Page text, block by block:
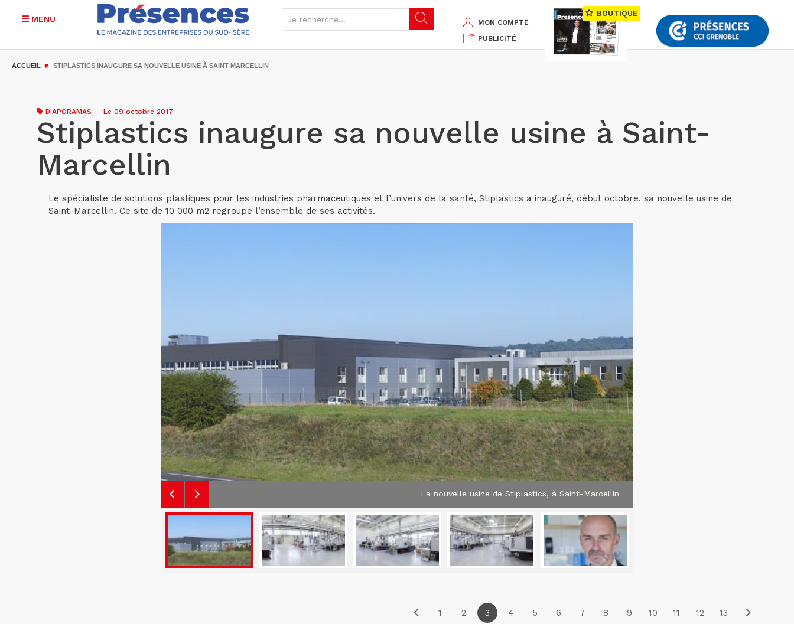
MENU
MON COMPTE
PUBLICITÉ
BOUTIQUE
ACCUEIL STIPLASTICS INAUGURE SA NOUVELLE USINE À SAINT-MARCELLIN
DIAPORAMAS — Le 09 octobre 2017
Stiplastics inaugure sa nouvelle usine à Saint-
Marcellin
Le spécialiste de solutions plastiques pour les industries pharmaceutiques et l’univers de la santé, Stiplastics a inauguré, début octobre, sa nouvelle usine de
Saint-Marcellin. Ce site de 10 000 m2 regroupe l’ensemble de ses activités.
La nouvelle usine de Stiplastics, à Saint-Marcellin
1 2 3 4 5 6 7 8 9 10 11 12 13